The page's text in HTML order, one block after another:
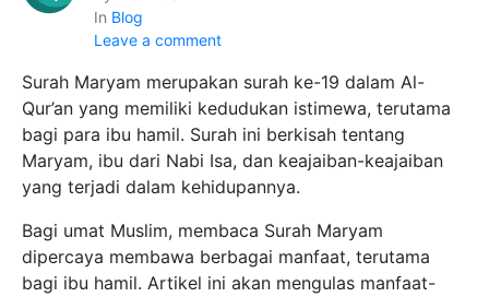
In Blog
Leave a comment
Surah Maryam merupakan surah ke-19 dalam Al-
Qur’an yang memiliki kedudukan istimewa, terutama
bagi para ibu hamil. Surah ini berkisah tentang
Maryam, ibu dari Nabi Isa, dan keajaiban-keajaiban
yang terjadi dalam kehidupannya.
Bagi umat Muslim, membaca Surah Maryam
dipercaya membawa berbagai manfaat, terutama
bagi ibu hamil. Artikel ini akan mengulas manfaat-